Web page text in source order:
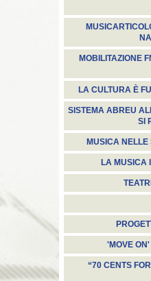
MOBILITAZIONE
LA CULTURA È
SISTEMA ABREU
SI
MUSICA NELLE
LA MUSICA
'MOVE ON'
“70 CENTS